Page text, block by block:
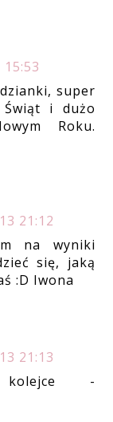
super
Świąt i dużo
Roku.
21:12
na wyniki
się, jaką
:D Iwona
21:13
-